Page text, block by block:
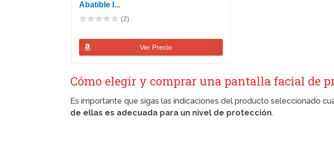
Abatible I...
(2)
Ver Precio
Cómo elegir y comprar una pantalla facial de
Es importante que sigas las indicaciones del producto seleccionado
de ellas es adecuada para un nivel de protección.